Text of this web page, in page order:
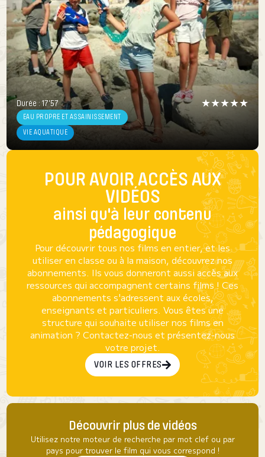
Durée : 17'57 ★★★★★
EAU PROPRE ET ASSAINISSEMENT
VIE AQUATIQUE
Durée : 17'57 ★★★★★
EAU PROPRE ET ASSAINISSEMENT
VIE AQUATIQUE
POUR AVOIR ACCÈS AUX
VIDÉOS
ainsi qu'à leur contenu
pédagogique
Pour découvrir tous nos films en entier, et les
utiliser en classe ou à la maison, découvrez nos
abonnements. Ils vous donneront aussi accès aux
ressources qui accompagnent certains films ! Ces
abonnements s'adressent aux écoles,
enseignants et particuliers. Vous êtes une
structure qui souhaite utiliser nos films en
animation ? Contactez-nous et présentez-nous
votre projet.
VOIR LES OFFRES
Découvrir plus de vidéos
Utilisez notre moteur de recherche par mot clef ou par
pays pour trouver le film qui vous correspond !